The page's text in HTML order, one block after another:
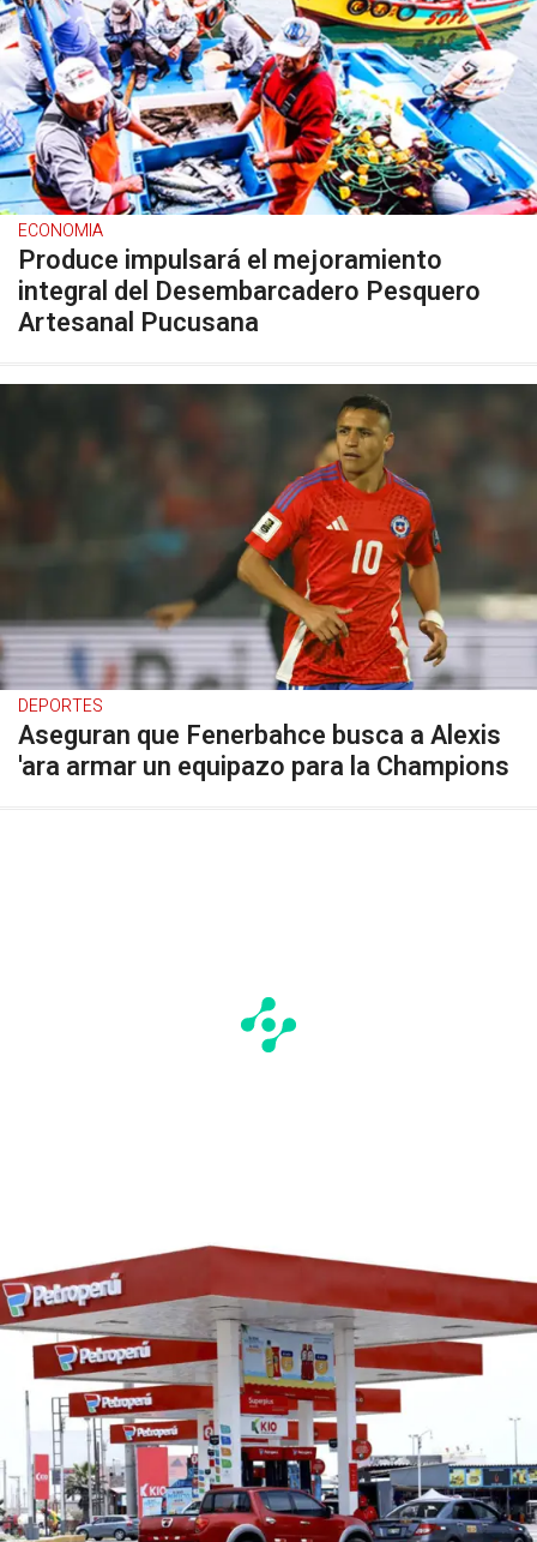
ECONOMIA
Produce impulsará el mejoramiento
integral del Desembarcadero Pesquero
Artesanal Pucusana
DEPORTES
Aseguran que Fenerbahce busca a Alexis
'ara armar un equipazo para la Champions